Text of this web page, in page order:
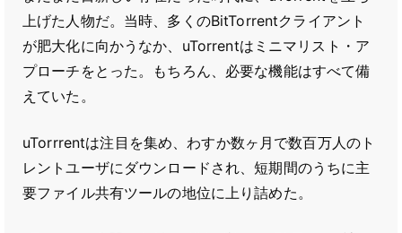
上げた人物だ。当時、多くのBitTorrentクライアント
が肥大化に向かうなか、uTorrentはミニマリスト・ア
プローチをとった。もちろん、必要な機能はすべて備
えていた。
uTorrrentは注目を集め、わすか数ヶ月で数百万人のト
レントユーザにダウンロードされ、短期間のうちに主
要ファイル共有ツールの地位に上り詰めた。